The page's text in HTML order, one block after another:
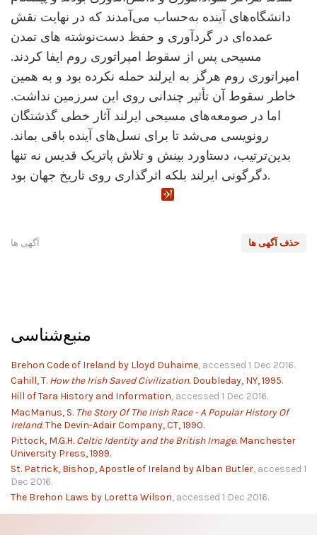
دانشگاه‌های آینده به‌حساب می‌آمدند که در نهایت نقش
عمده‌ای در گردآوری و حفظ دست‌نوشته های تمدن
مسیحی پس از سقوط امپراتوری روم ایفا کردند.
امپراتوری روم هرگز به ایرلند حمله نکرده بود و به همین
خاطر سقوط آن تأثیر چندانی روی این سرزمین نداشت.
اما در صومعه‌های مسیحی ایرلند آثار خطی گذشتگان
رونویسی می‌شد تا برای نسل‌های آینده باقی بماند.
بدین‌ترتیب، دستاورد بینش و تلاش پاتریک قدیس نه تنها
دگرگونی ایرلند بلکه اثرگذاری روی تاریخ جهان بود.
حذف آگهی ها آگهی ها
منبع‌شناسی
Brehon Code of Ireland by Lloyd Duhaime, accessed 1 Dec 2016.
Cahill, T. How the Irish Saved Civilization.Doubleday, NY, 1995.
Hill of Tara History and Information, accessed 1 Dec 2016.
MacManus, S. The Story Of The Irish Race - A Popular History Of
Ireland.The Devin-Adair Company, CT, 1990.
Pittock, M.G.H. Celtic Identity and the British Image.Manchester
University Press, 1999.
St. Patrick, Bishop, Apostle of Ireland by Alban Butler, accessed 1
Dec 2016.
The Brehon Laws by Loretta Wilson, accessed 1 Dec 2016.